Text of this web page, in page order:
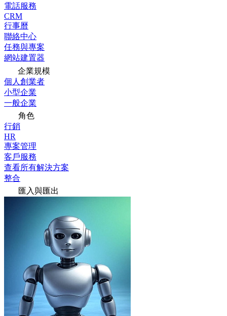
電話服務
CRM
行事曆
聯絡中心
任務與專案
網站建置器
企業規模
個人創業者
小型企業
一般企業
角色
行銷
HR
專案管理
客戶服務
查看所有解決方案
整合
匯入與匯出